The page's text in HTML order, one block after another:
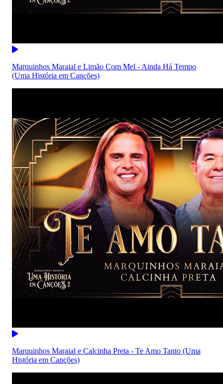
Marquinhos Maraial e Limão Com Mel - Ainda Há Tempo
(Uma História em Canções)
Marquinhos Maraial e Calcinha Preta - Te Amo Tanto (Uma
História em Canções)